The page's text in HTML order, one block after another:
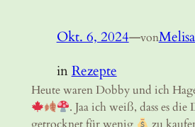
Okt. 6, 2024—von
inRezepte
Heute waren Dobby und ich
. Jaa ich weiß, dass es die